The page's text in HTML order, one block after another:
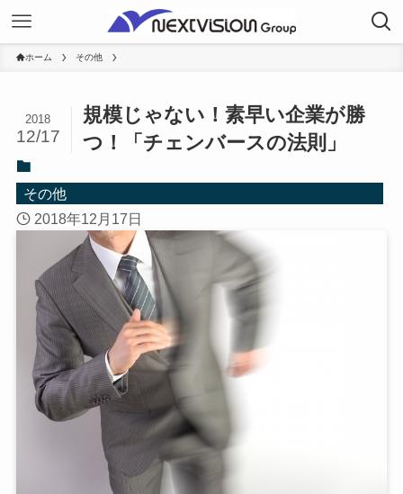
ホーム その他
規模じゃない！素早い企業が勝
つ！「チェンバースの法則」
2018
12/17
その他
2018年12月17日